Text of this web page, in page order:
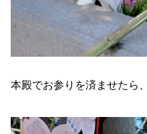
本殿でお参りを済ませたら